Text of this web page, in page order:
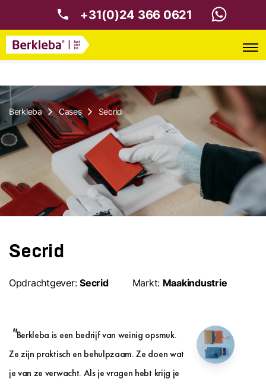
+31(0)24 366 0621
Berkleba Cases Secrid
Secrid
Opdrachtgever:Secrid Markt: Maakindustrie
Berkleba is een bedrijf van weinig opsmuk.
Ze zijn praktisch en behulpzaam. Ze doen wat
je van ze verwacht. Als je vragen hebt krijg je